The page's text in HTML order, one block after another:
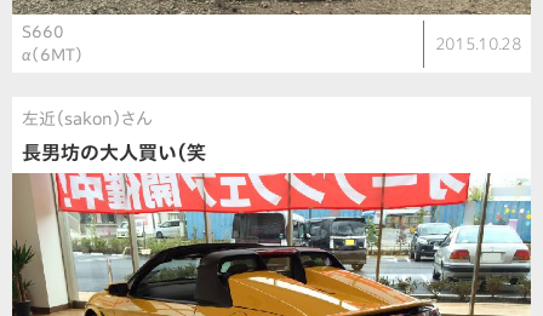
S660
α（6MT）
2015.10.28
左近（sakon）さん
長男坊の大人買い（笑